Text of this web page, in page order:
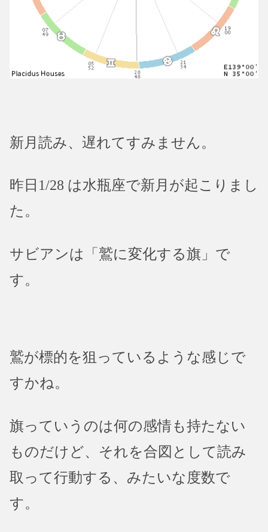
新月読み、遅れてすみません。
昨日1/28 は水瓶座で新月が起こりまし
た。
サビアンは「鷲に変化する旗」で
す。
鷲が標的を狙っているような感じで
すかね。
旗っていうのは何の感情も持たない
ものだけど、それを合図として読み
取って行動する、みたいな度数で
す。